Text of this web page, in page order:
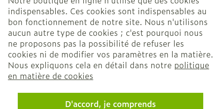
indispensables. Ces cookies sont indispensables au
bon fonctionnement de notre site. Nous n'utilisons
aucun autre type de cookies ; c'est pourquoi nous
ne proposons pas la possibilité de refuser les
cookies ni de modifier vos paramètres en la matière.
Nous expliquons cela en détail dans notre politique
en matière de cookies
D'accord, je comprends
Liens légaux